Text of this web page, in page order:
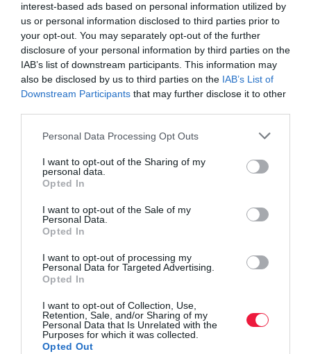
interest-based ads based on personal information utilized by
us or personal information disclosed to third parties prior to
your opt-out. You may separately opt-out of the further
disclosure of your personal information by third parties on the
IAB’s list of downstream participants. This information may
also be disclosed by us to third parties on the IAB’s List of
Downstream Participants that may further disclose it to other
Please note that this website/app uses one or more Google
not limited to your visit or usage behaviour. You may click to
grant or deny consent to Google and its third-party tags to
use your data for below specified purposes in below Google
consent section.
Personal Data Processing Opt Outs
I want to opt-out of the Sharing of my
personal data.
Opted In
I want to opt-out of the Sale of my
Personal Data.
Opted In
I want to opt-out of processing my
Personal Data for Targeted Advertising.
Opted In
I want to opt-out of Collection, Use,
Retention, Sale, and/or Sharing of my
Personal Data that Is Unrelated with the
Purposes for which it was collected.
Opted Out
arra, hogy az ilyen és ehhez hasonló, önerőt és kedvezményes
vagy kamatmentes hitelfelvételt is igénylő támogatási programok
nem feltétlenül érik el az energetikai felújítási támogatásokra
leginkább rászoruló, energiaszegény háztartásokat – nem igazán
rájuk szabottak. Bár az OFP program hiánypótló, és iránta jelentős
az érdeklődés, sőt idén mintegy 300 ezer további család vált rá
Tavasszal egy szakmai műhely keretein belül már volt tájékoztatás
a készülő Szociális Klímaterv tervezett energetikai intézkedéseiről,
amit a MTVSZ szakértői bíztatónak találtak. Még nem került
nyilvánosságra a tervezet, de az Energiaügyi Minisztérium
júliusban megerősítette szándékát a Szociális Klímaterv
benyújtására.
Ahhoz, hogy a Szociális Klímaalapból származó összegek
valóban elérjék az energiaszegénységben élő sérülékeny
háztartásokat, elengedhetetlen a rájuk célzott, hozzájuk
alkalmazkodó támogatási rendszer kialakítása. A szakértők arra is
felhívják a figyelmet, hogy a Szociális Klímaalapból energetikai